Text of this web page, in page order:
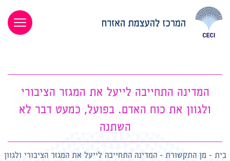
המדינה התחייבה לייעל את המגזר הציבורי
ולגוון את כוח האדם. בפועל, כמעט דבר לא
השתנה
בית - מן התקשורת -המדינה התחייבה לייעל את המגזר הציבורי ולגוון